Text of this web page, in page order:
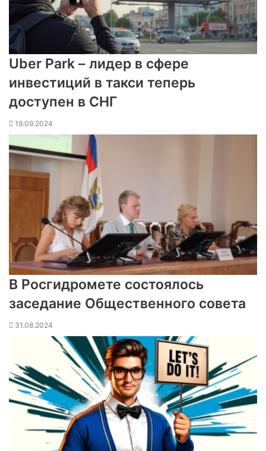
Uber Park – лидер в сфере
инвестиций в такси теперь
доступен в СНГ
19.09.2024
В Росгидромете состоялось
заседание Общественного совета
31.08.2024